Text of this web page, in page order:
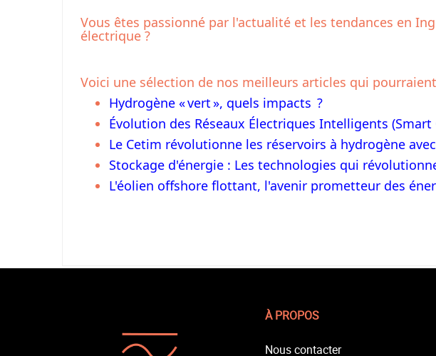
Vous êtes passionné par l'actualité et les tendances en
électrique ?
Voici une sélection de nos meilleurs articles qui
Hydrogène « vert », quels impacts ?
Évolution des Réseaux Électriques Intelligents (Smart
Le Cetim révolutionne les réservoirs à hydrogène
Stockage d'énergie : Les technologies qui
L'éolien offshore flottant, l'avenir prometteur des
À PROPOS
Nous contacter